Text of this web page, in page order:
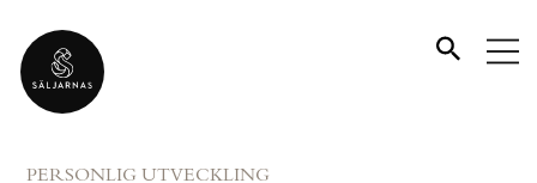
PERSONLIG UTVECKLING